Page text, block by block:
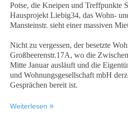
Potse, die Kneipen und Treffpunkte
Hausprojekt Liebig34, das Wohn-
Mansteinstr. sieht einer massiven
Nicht zu vergessen, der besetzte
Großbeerenstr.17A, wo die
Mitte Januar ausläuft und die
und Wohnungsgesellschaft mbH
Gesprächen bereit ist.
Weiterlesen